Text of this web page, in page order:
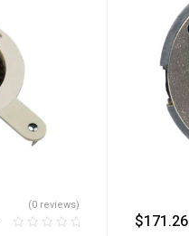
(0 reviews)
$171.26